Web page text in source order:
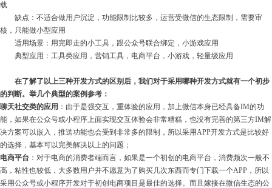
载
缺点：不适合做用户沉淀，功能限制比较多，运营受微信的生态限制，需要审
核，只能做小型应用
适用场景：用完即走的小工具，跟公众号联合绑定，小游戏应用
典型应用：工具类应用，营销工具，电商平台，小游戏，轻量级应用
在了解了以上三种开发方式的区别后，我们对于采用哪种开发方式就有一个初步
的判断。举几个典型的案例参考：
聊天社交类的应用 ：由于是强交互，重体验的应用，加上微信本身已经具备IM的功
能，如果在公众号或小程序上面实现交互体验会非常糟糕，也没有完善的第三方IM解
决方案可以嵌入，推送功能也会受到非常多的限制，所以采用APP开发方式是比较好
的选择，基本可以完美解决以上的问题；
电商平台 ：对于电商的消费者端而言，如果是一个初创的电商平台，消费频次一般不
高，粘性也较低，大多数用户并不愿意为了购买几次东西而专门下载一个APP，所以
采用公众号或小程序开发对于初创电商项目是最佳的选择。而且嫁接在微信生态的公